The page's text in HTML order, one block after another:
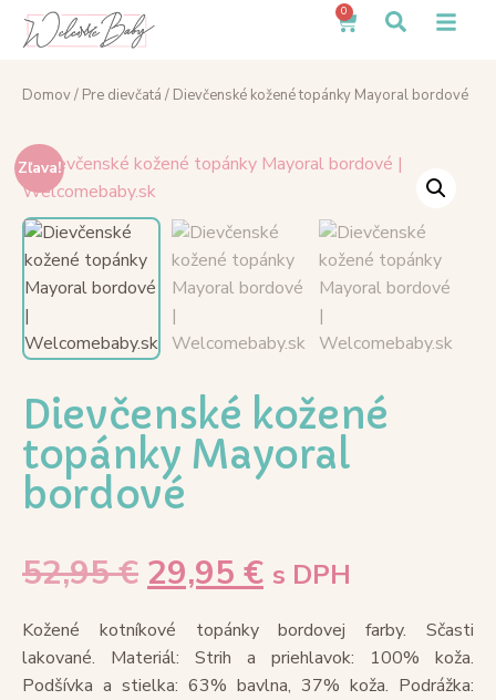
0
Domov/ Pre dievčatá / Dievčenské kožené topánky Mayoral bordové
Zľava!
Dievčenské kožené
topánky Mayoral
bordové
52,95€29,95€ s DPH
Kožené kotníkové topánky bordovej farby. Sčasti
lakované. Materiál: Strih a priehlavok: 100% koža.
Podšívka a stielka: 63% bavlna, 37% koža. Podrážka: